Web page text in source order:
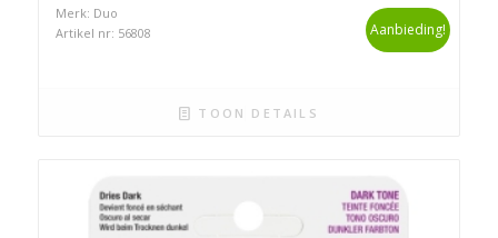
Merk: Duo
Artikel nr: 56808
Aanbieding!
TOON DETAILS